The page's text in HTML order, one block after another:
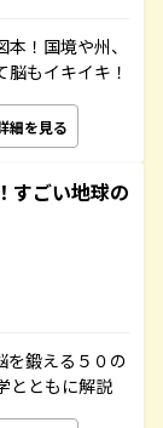
！国境や州、
もイキイキ！
細を見る
すごい地球の
を鍛える５０の
とともに解説